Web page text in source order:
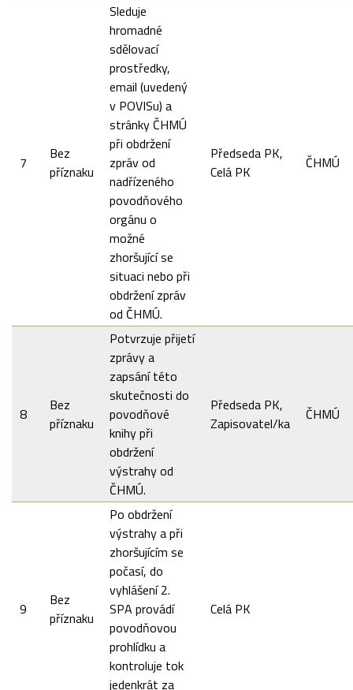
7
Bez
příznaku
Sleduje
hromadné
sdělovací
prostředky,
email (uvedený
v POVISu) a
stránky ČHMÚ
při obdržení
zpráv od
nadřízeného
povodňového
orgánu o
možné
zhoršující se
situaci nebo při
obdržení zpráv
od ČHMÚ.
Předseda PK,
Celá PK
ČHMÚ
8
Bez
příznaku
Potvrzuje přijetí
zprávy a
zapsání této
skutečnosti do
povodňové
knihy při
obdržení
výstrahy od
ČHMÚ.
Předseda PK,
Zapisovatel/ka
ČHMÚ
9
Bez
příznaku
Po obdržení
výstrahy a při
zhoršujícím se
počasí, do
vyhlášení 2.
SPA provádí
povodňovou
prohlídku a
kontroluje tok
jedenkrát za
Celá PK